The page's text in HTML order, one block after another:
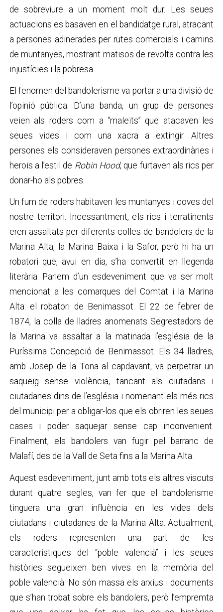
de sobreviure a un moment molt dur. Les seues
actuacions es basaven en el bandidatge rural, atracant
a persones adinerades per rutes comercials i camins
de muntanyes, mostrant matisos de revolta contra les
injustícies i la pobresa.
El fenomen del bandolerisme va portar a una divisió de
l’opinió pública. D’una banda, un grup de persones
veien als roders com a “maleïts” que atacaven les
seues vides i com una xacra a extingir. Altres
persones els consideraven persones extraordinàries i
herois a l’estil de Robin Hood, que furtaven als rics per
donar-ho als pobres.
Un fum de roders habitaven les muntanyes i coves del
nostre territori. Incessantment, els rics i terratinents
eren assaltats per diferents colles de bandolers de la
Marina Alta, la Marina Baixa i la Safor, però hi ha un
robatori que, avui en dia, s’ha convertit en llegenda
literària. Parlem d’un esdeveniment que va ser molt
mencionat a les comarques del Comtat i la Marina
Alta: el robatori de Benimassot. El 22 de febrer de
1874, la colla de lladres anomenats Segrestadors de
la Marina va assaltar a la matinada l’església de la
Puríssima Concepció de Benimassot. Els 34 lladres,
amb Josep de la Tona al capdavant, va perpetrar un
saqueig sense violència, tancant als ciutadans i
ciutadanes dins de l’església i nomenant els més rics
del municipi per a obligar-los que els obriren les seues
cases i poder saquejar sense cap inconvenient.
Finalment, els bandolers van fugir pel barranc de
Malafí, des de la Vall de Seta fins a la Marina Alta.
Aquest esdeveniment, junt amb tots els altres viscuts
durant quatre segles, van fer que el bandolerisme
tinguera una gran influència en les vides dels
ciutadans i ciutadanes de la Marina Alta. Actualment,
els roders representen una part de les
característiques del “poble valencià” i les seues
històries segueixen ben vives en la memòria del
poble valencià. No són massa els arxius i documents
que s’han trobat sobre els bandolers, però l’empremta